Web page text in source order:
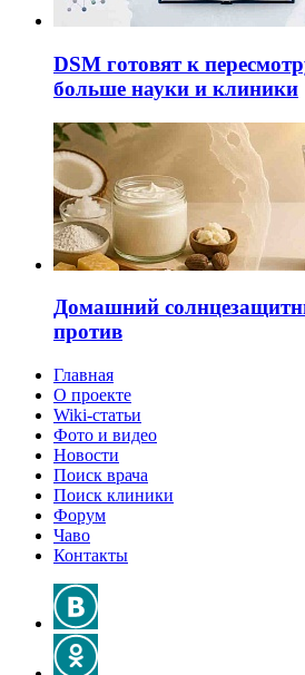
DSM готовят к
больше науки и клиники
Домашний
против
Главная
О проекте
Wiki-статьи
Фото и видео
Новости
Поиск врача
Поиск клиники
Форум
Чаво
Контакты